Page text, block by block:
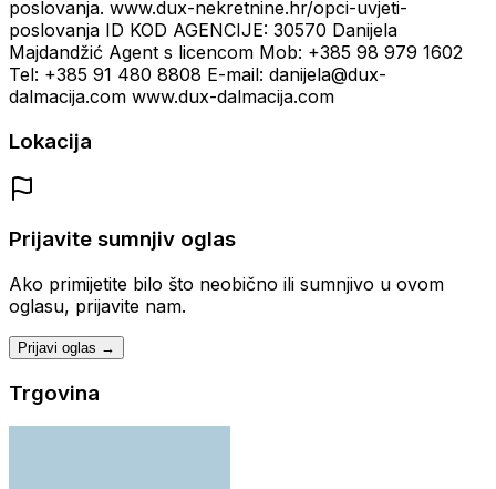
poslovanja. www.dux-nekretnine.hr/opci-uvjeti-
poslovanja ID KOD AGENCIJE: 30570 Danijela
Majdandžić Agent s licencom Mob: +385 98 979 1602
Tel: +385 91 480 8808 E-mail: danijela@dux-
dalmacija.com www.dux-dalmacija.com
Lokacija
Prijavite sumnjiv oglas
Ako primijetite bilo što neobično ili sumnjivo u ovom
oglasu, prijavite nam.
Prijavi oglas →
Trgovina